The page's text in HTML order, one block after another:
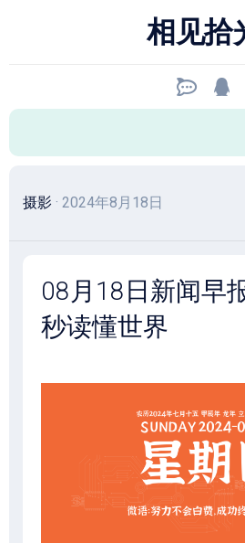
相见拾
摄影 · 2024年8月18日
08月18日新闻早
秒读懂世界